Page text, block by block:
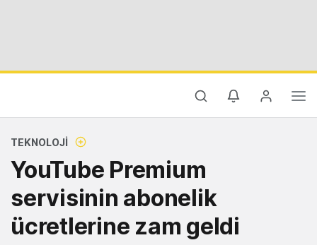
TEKNOLOJI
YouTube Premium
servisinin abonelik
ücretlerine zam geldi